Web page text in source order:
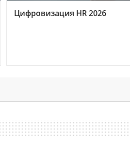
Цифровизация HR 2026